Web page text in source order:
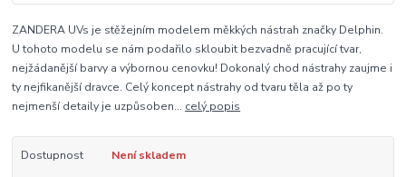
ZANDERA UVs je stěžejním modelem měkkých nástrah značky Delphin.
U tohoto modelu se nám podařilo skloubit bezvadně pracující tvar,
nejžádanější barvy a výbornou cenovku! Dokonalý chod nástrahy zaujme i
ty nejfikanější dravce. Celý koncept nástrahy od tvaru těla až po ty
nejmenší detaily je uzpůsoben... celý popis
Dostupnost Není skladem